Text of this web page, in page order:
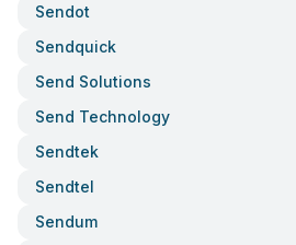
Sendot
Sendquick
Send Solutions
Send Technology
Sendtek
Sendtel
Sendum